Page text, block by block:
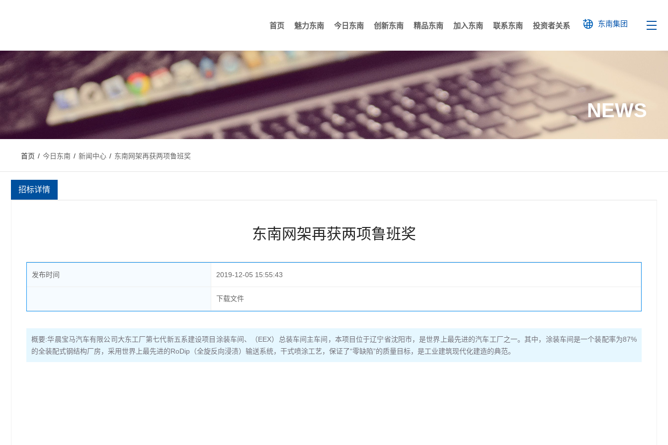
首页 魅力东南
公司概况 生产基地 营销网络 荣誉资质 企业文化
今日东南
新闻中心 媒体聚焦
创新东南
研发平台 创新团队 科研成果
精品东南
重大科学装置 机场航站楼 体育场馆 会议会展 文化展馆 工业建筑 国外工程 高层建筑
加入东南
人才培养 员工风采 社会招聘 校园招聘
联系东南
各地公司 廉洁举报
投资者关系 东南集团
NEWS
首页 / 今日东南 / 新闻中心 / 东南网架再获两项鲁班奖
招标详情
东南网架再获两项鲁班奖
发布时间 2019-12-05 15:55:43
下载文件
概要:华晨宝马汽车有限公司大东工厂第七代新五系建设项目涂装车间、（EEX）总装车间主车间，本项目位于辽宁省沈阳市，是世界上最先进的汽车工厂之一。其中，涂装车间是一个装配率为87%
的全装配式钢结构厂房，采用世界上最先进的RoDip（全旋反向浸渍）输送系统，干式喷涂工艺，保证了“零缺陷”的质量目标，是工业建筑现代化建造的典范。